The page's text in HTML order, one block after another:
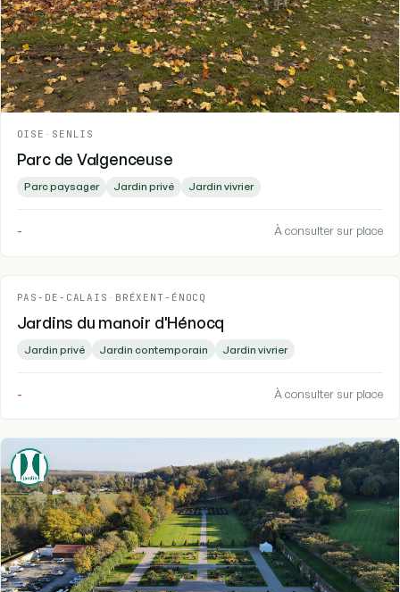
OISE - SENLIS
Parc de Valgenceuse
Parc paysager Jardin privé Jardin vivrier
- À consulter sur place
PAS-DE-CALAIS - BRÉXENT-ÉNOCQ
Jardins du manoir d'Hénocq
Jardin privé Jardin contemporain Jardin vivrier
- À consulter sur place